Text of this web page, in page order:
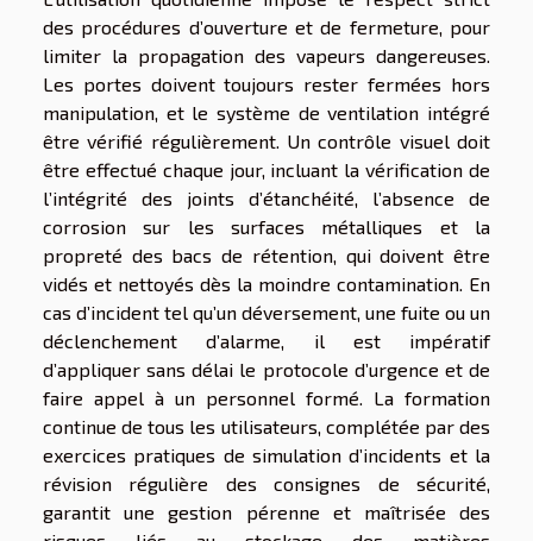
des procédures d’ouverture et de fermeture, pour
limiter la propagation des vapeurs dangereuses.
Les portes doivent toujours rester fermées hors
manipulation, et le système de ventilation intégré
être vérifié régulièrement. Un contrôle visuel doit
être effectué chaque jour, incluant la vérification de
l’intégrité des joints d’étanchéité, l’absence de
corrosion sur les surfaces métalliques et la
propreté des bacs de rétention, qui doivent être
vidés et nettoyés dès la moindre contamination. En
cas d’incident tel qu’un déversement, une fuite ou un
déclenchement d’alarme, il est impératif
d’appliquer sans délai le protocole d’urgence et de
faire appel à un personnel formé. La formation
continue de tous les utilisateurs, complétée par des
exercices pratiques de simulation d’incidents et la
révision régulière des consignes de sécurité,
garantit une gestion pérenne et maîtrisée des